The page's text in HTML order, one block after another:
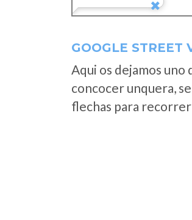
GOOGLE
Aqui os dejamos uno
concocer unquera,
flechas para